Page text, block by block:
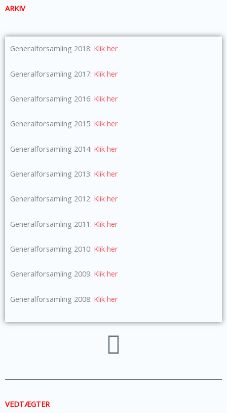
ARKIV
Generalforsamling 2018: Klik her
Generalforsamling 2017: Klik her
Generalforsamling 2016: Klik her
Generalforsamling 2015: Klik her
Generalforsamling 2014: Klik her
Generalforsamling 2013: Klik her
Generalforsamling 2012: Klik her
Generalforsamling 2011: Klik her
Generalforsamling 2010: Klik her
Generalforsamling 2009: Klik her
Generalforsamling 2008: Klik her
VEDTÆGTER